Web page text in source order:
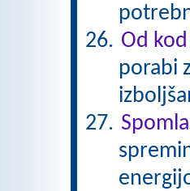
Od
porabi